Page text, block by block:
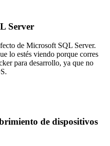
Server
de Microsoft SQL Server.
lo estés viendo porque corres
para desarrollo, ya que no
de dispositivos